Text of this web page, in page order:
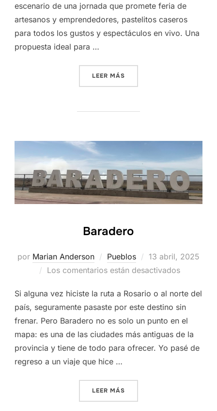
escenario de una jornada que promete feria de
artesanos y emprendedores, pastelitos caseros
para todos los gustos y espectáculos en vivo. Una
propuesta ideal para …
LEER MÁS
Baradero
por Marian Anderson Pueblos
Publicado
el
13 abril, 2025
Los comentarios están desactivados
Si alguna vez hiciste la ruta a Rosario o al norte del
país, seguramente pasaste por este destino sin
frenar. Pero Baradero no es solo un punto en el
mapa: es una de las ciudades más antiguas de la
provincia y tiene de todo para ofrecer. Yo pasé de
regreso a un viaje que hice …
LEER MÁS